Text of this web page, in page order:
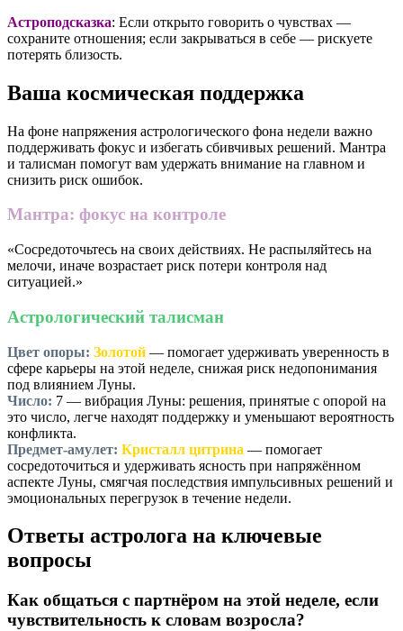
Астроподсказка: Если открыто говорить о чувствах —
сохраните отношения; если закрываться в себе — рискуете
потерять близость.
Ваша космическая поддержка
На фоне напряжения астрологического фона недели важно
поддерживать фокус и избегать сбивчивых решений. Мантра
и талисман помогут вам удержать внимание на главном и
снизить риск ошибок.
Мантра: фокус на контроле
«Сосредоточьтесь на своих действиях. Не распыляйтесь на
мелочи, иначе возрастает риск потери контроля над
ситуацией.»
Астрологический талисман
Цвет опоры: Золотой — помогает удерживать уверенность в
сфере карьеры на этой неделе, снижая риск недопонимания
под влиянием Луны.
Число: 7 — вибрация Луны: решения, принятые с опорой на
это число, легче находят поддержку и уменьшают вероятность
конфликта.
Предмет-амулет: Кристалл цитрина — помогает
сосредоточиться и удерживать ясность при напряжённом
аспекте Луны, смягчая последствия импульсивных решений и
эмоциональных перегрузок в течение недели.
Ответы астролога на ключевые
вопросы
Как общаться с партнёром на этой неделе, если
чувствительность к словам возросла?